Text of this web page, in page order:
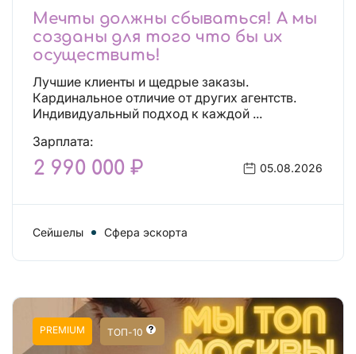
Мечты должны сбываться! А мы
созданы для того что бы их
осуществить!
Лучшие клиенты и щедрые заказы.
Кардинальное отличие от других агентств.
Индивидуальный подход к каждой ...
Зарплата:
2 990 000 ₽ 05.08.2026
Сейшелы Сфера эскорта
PREMIUM ТОП-10